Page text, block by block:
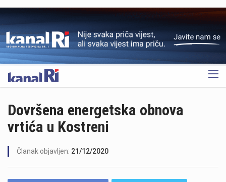
OGLAS
Dovršena energetska obnova
vrtića u Kostreni
Članak objavljen: 21/12/2020